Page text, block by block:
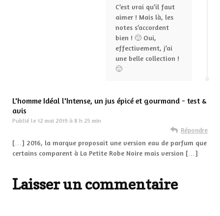
C’est vrai qu’il faut
aimer ! Mais là, les
notes s’accordent
bien ! 🙂 Oui,
effectivement, j’ai
une belle collection !
🙂
L'homme Idéal l'Intense, un jus épicé et gourmand - test &
avis
Publié le 12 mai 2019 à 8 h 25 min
Répondre
[…] 2016, la marque proposait une version eau de parfum que
certains comparent à La Petite Robe Noire mais version […]
Laisser un commentaire